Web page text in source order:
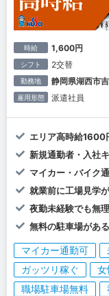
時給 1,600円
シフト 2交替
勤務地 静岡県湖西市
雇用形態 派遣社員
エリア高時給
新規通勤者・入社
マイカー・バイク
就業前に工場見学
夜勤未経験でも無
無料の駐車場があ
マイカー通勤可
ガッツリ稼ぐ
女
職場駐車場無料